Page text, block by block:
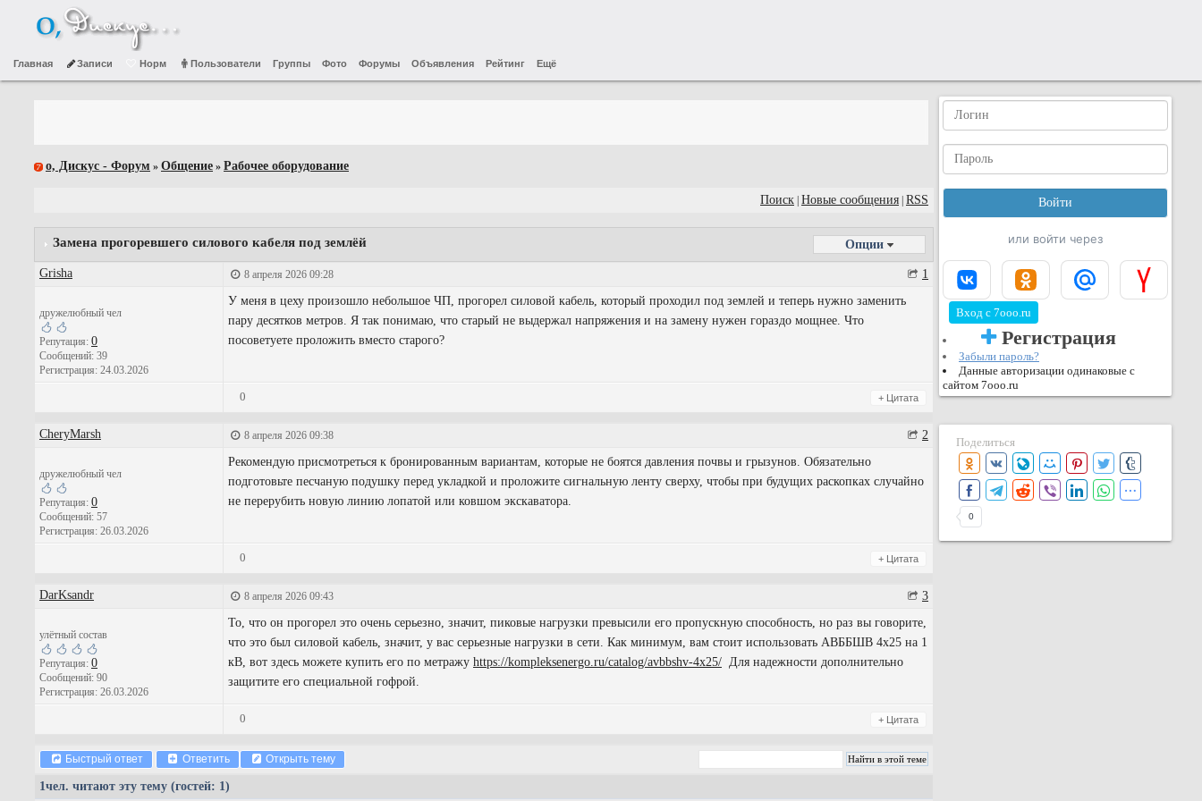
Главная Записи Норм Пользователи Группы Фото Форумы Объявления Рейтинг Ещё
о, Дискус - Форум » Общение » Рабочее оборудование
Поиск Новые сообщения RSS
Замена прогоревшего силового кабеля под землёй Опции
Grisha 8 апреля 2026 09:28 1
дружелюбный чел
Репутация: 0
Сообщений: 39
Регистрация: 24.03.2026
У меня в цеху произошло небольшое ЧП, прогорел силовой кабель, который проходил под землей и теперь нужно заменить
пару десятков метров. Я так понимаю, что старый не выдержал напряжения и на замену нужен гораздо мощнее. Что
посоветуете проложить вместо старого?
0 + Цитата
CheryMarsh 8 апреля 2026 09:38 2
дружелюбный чел
Репутация: 0
Сообщений: 57
Регистрация: 26.03.2026
Рекомендую присмотреться к бронированным вариантам, которые не боятся давления почвы и грызунов. Обязательно
подготовьте песчаную подушку перед укладкой и проложите сигнальную ленту сверху, чтобы при будущих раскопках случайно
не перерубить новую линию лопатой или ковшом экскаватора.
0 + Цитата
DarKsandr 8 апреля 2026 09:43 3
улётный состав
Репутация: 0
Сообщений: 90
Регистрация: 26.03.2026
То, что он прогорел это очень серьезно, значит, пиковые нагрузки превысили его пропускную способность, но раз вы говорите,
что это был силовой кабель, значит, у вас серьезные нагрузки в сети. Как минимум, вам стоит использовать АВББШВ 4х25 на 1
кВ, вот здесь можете купить его по метражу https://kompleksenergo.ru/catalog/avbbshv-4x25/ Для надежности дополнительно
защитите его специальной гофрой.
0 + Цитата
Быстрый ответ Ответить Открыть тему
1чел. читают эту тему (гостей: 1)
или войти через
Вход с 7ooo.ru
Регистрация
Забыли пароль?
Данные авторизации одинаковые с
сайтом 7ooo.ru
Поделиться
0